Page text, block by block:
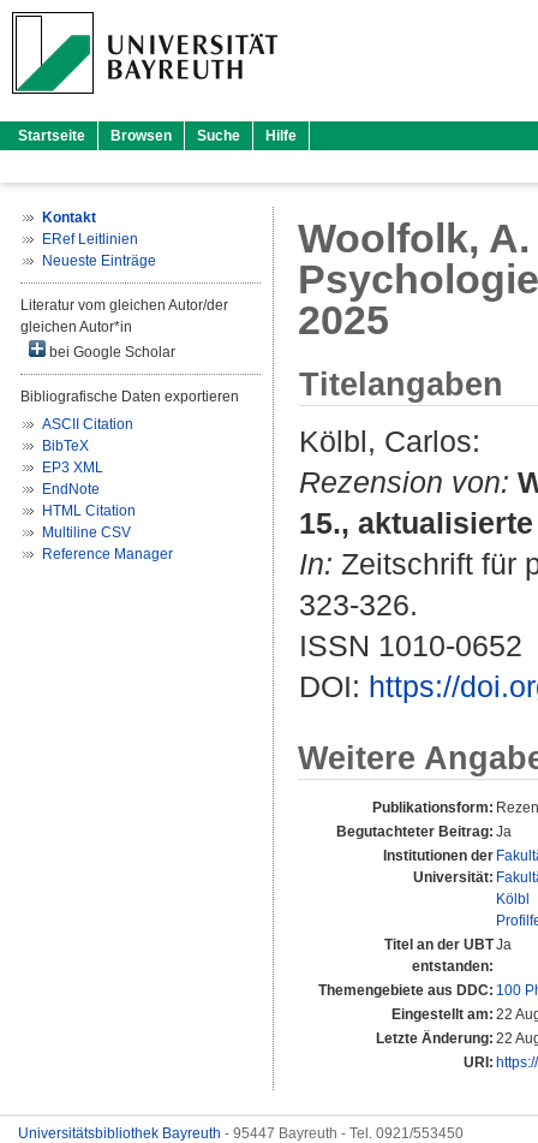
Startseite Browsen Suche Hilfe
Kontakt
ERef Leitlinien
Neueste Einträge
Literatur vom gleichen Autor/der
gleichen Autor*in
bei Google Scholar
Bibliografische Daten exportieren
ASCII Citation
BibTeX
EP3 XML
EndNote
HTML Citation
Multiline CSV
Reference Manager
Woolfolk,
2025
Titelangaben
Kölbl, Carlos:
Rezension von:
15.,
In: Zeitschrift für
323-326.
ISSN 1010-0652
DOI: https://
Weitere
Publikationsform:
Begutachteter Beitrag: Ja
Institutionen der
Universität:
Kölbl
Titel an der UBT
entstanden:
Ja
Themengebiete aus DDC: 100
Eingestellt am: 22
Letzte Änderung: 22
URI:
Universitätsbibliothek Bayreuth - 95447 Bayreuth - Tel. 0921/553450